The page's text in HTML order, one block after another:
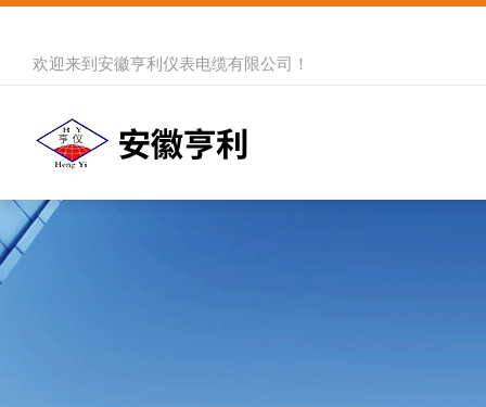
欢迎来到 安徽亨利仪表电缆有限公司 ！